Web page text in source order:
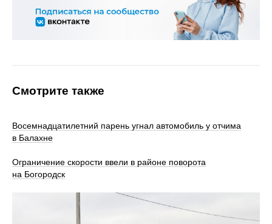
Смотрите также
Восемнадцатилетний парень угнал автомобиль у отчима
в Балахне
Ограничение скорости ввели в районе поворота
на Богородск